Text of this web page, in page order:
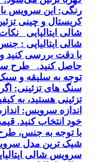
رنگی: این سرویس با
کریستال و چینی
شالی ایتالیایی
شالی ایتالیایی :
با دقت بررسی کنید
حاصل کنید. طرح
توجه به سلیقه و
سنگ های تزئینی:
تزئینی هستید، به
اندازه سرویس:
خود انتخاب کنید.
با توجه به جنس،
شیک ترین مدل
سرویس شالی